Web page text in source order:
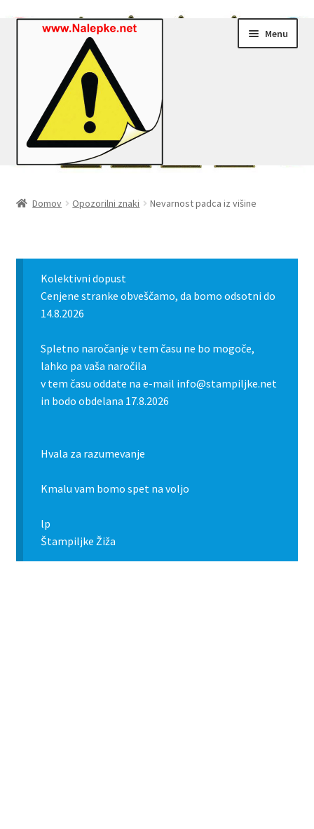
Menu
Zaključek nakupa
Košarica
Domov Opozorilni znaki Nevarnost padca iz višine
Kolektivni dopust
Cenjene stranke obveščamo, da bomo odsotni do
14.8.2026
Spletno naročanje v tem času ne bo mogoče,
lahko pa vaša naročila
v tem času oddate na e-mail info@stampiljke.net
in bodo obdelana 17.8.2026
Hvala za razumevanje
Kmalu vam bomo spet na voljo
lp
Štampiljke Žiža